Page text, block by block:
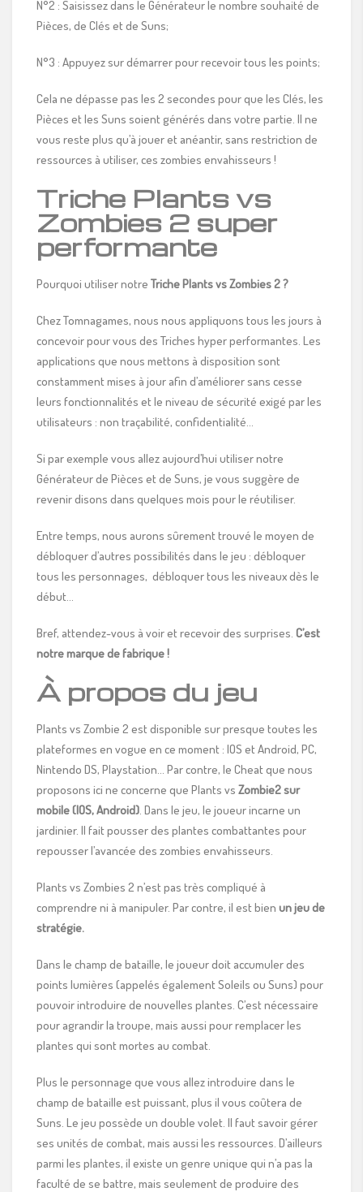
N°2 : Saisissez dans le Générateur le nombre souhaité de
Pièces, de Clés et de Suns;
N°3 : Appuyez sur démarrer pour recevoir tous les points;
Cela ne dépasse pas les 2 secondes pour que les Clés, les
Pièces et les Suns soient générés dans votre partie. Il ne
vous reste plus qu’à jouer et anéantir, sans restriction de
ressources à utiliser, ces zombies envahisseurs !
Triche Plants vs
Zombies 2 super
performante
Pourquoi utiliser notre Triche Plants vs Zombies 2?
Chez Tomnagames, nous nous appliquons tous les jours à
concevoir pour vous des Triches hyper performantes. Les
applications que nous mettons à disposition sont
constamment mises à jour afin d’améliorer sans cesse
leurs fonctionnalités et le niveau de sécurité exigé par les
utilisateurs : non traçabilité, confidentialité…
Si par exemple vous allez aujourd’hui utiliser notre
Générateur de Pièces et de Suns, je vous suggère de
revenir disons dans quelques mois pour le réutiliser.
Entre temps, nous aurons sûrement trouvé le moyen de
débloquer d’autres possibilités dans le jeu : débloquer
tous les personnages, débloquer tous les niveaux dès le
début…
Bref, attendez-vous à voir et recevoir des surprises. C’est
notre marque de fabrique !
À propos du jeu
Plants vs Zombie 2 est disponible sur presque toutes les
plateformes en vogue en ce moment : IOS et Android, PC,
Nintendo DS, Playstation… Par contre, le Cheat que nous
proposons ici ne concerne que Plants vs Zombie2 sur
mobile (IOS, Android). Dans le jeu, le joueur incarne un
jardinier. Il fait pousser des plantes combattantes pour
repousser l’avancée des zombies envahisseurs.
Plants vs Zombies 2 n’est pas très compliqué à
comprendre ni à manipuler. Par contre, il est bien un jeu de
stratégie.
Dans le champ de bataille, le joueur doit accumuler des
points lumières (appelés également Soleils ou Suns) pour
pouvoir introduire de nouvelles plantes. C’est nécessaire
pour agrandir la troupe, mais aussi pour remplacer les
plantes qui sont mortes au combat.
Plus le personnage que vous allez introduire dans le
champ de bataille est puissant, plus il vous coûtera de
Suns. Le jeu possède un double volet. Il faut savoir gérer
ses unités de combat, mais aussi les ressources. D’ailleurs
parmi les plantes, il existe un genre unique qui n’a pas la
faculté de se battre, mais seulement de produire des